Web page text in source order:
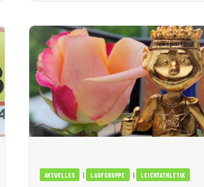
AKTUELLES | LAUFGRUPPE | LEICHTATHLETIK